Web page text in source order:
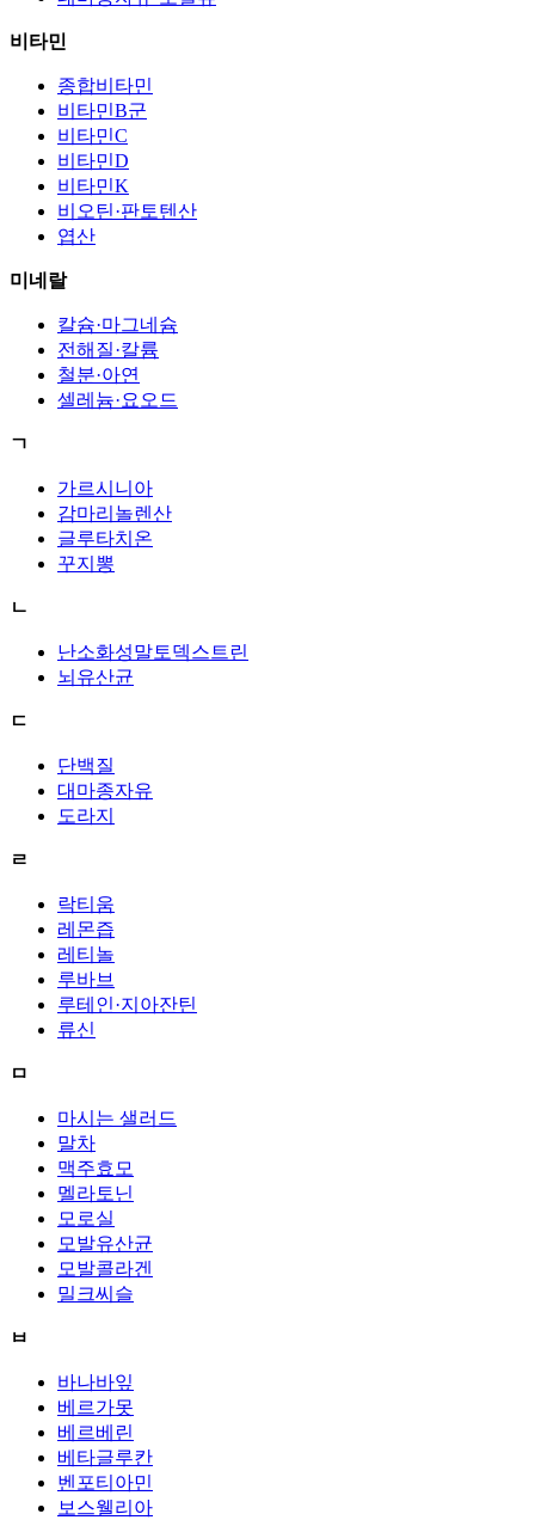
비타민
종합비타민
비타민B군
비타민C
비타민D
비타민K
비오틴·판토텐산
엽산
미네랄
칼슘·마그네슘
전해질·칼륨
철분·아연
셀레늄·요오드
ㄱ
가르시니아
감마리놀렌산
글루타치온
꾸지뽕
ㄴ
난소화성말토덱스트린
뇌유산균
ㄷ
단백질
대마종자유
도라지
ㄹ
락티움
레몬즙
레티놀
루바브
루테인·지아잔틴
류신
ㅁ
마시는 샐러드
말차
맥주효모
멜라토닌
모로실
모발유산균
모발콜라겐
밀크씨슬
ㅂ
바나바잎
베르가못
베르베린
베타글루칸
벤포티아민
보스웰리아